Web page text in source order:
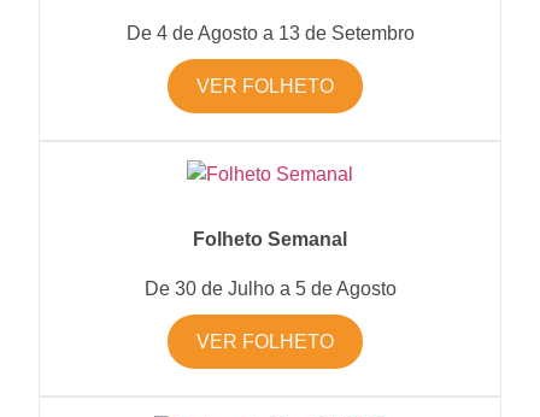
De 4 de Agosto a 13 de Setembro
VER FOLHETO
Folheto Semanal
De 30 de Julho a 5 de Agosto
VER FOLHETO